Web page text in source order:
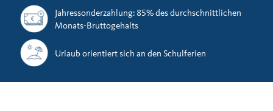
Jahressonderzahlung: 85% des durchschnittlichen
Monats-Bruttogehalts
Urlaub orientiert sich an den Schulferien